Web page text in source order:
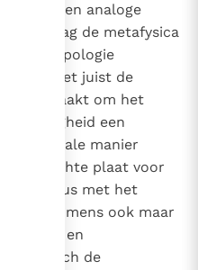
en analoge
mag de metafysica
de antropologie
het juist de
maakt om het
waardigheid een
speciale manier
plaat voor
en dus met het
Waar de mens ook maar
en
opent zich de